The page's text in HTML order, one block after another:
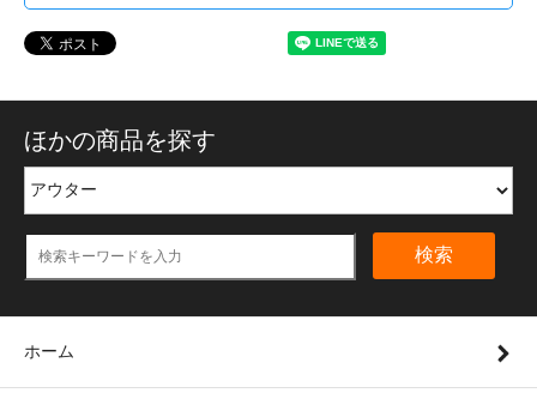
ほかの商品を探す
検索
ホーム